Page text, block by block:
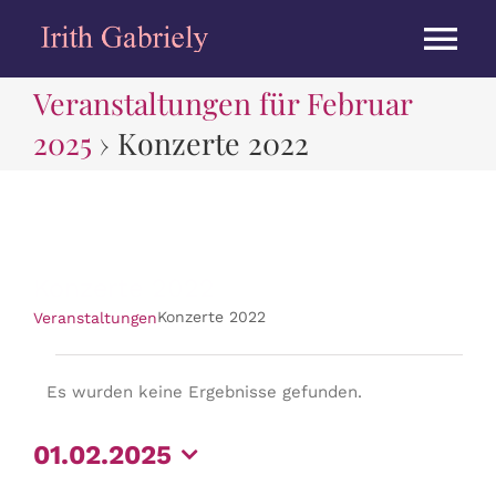
Inhalt
HOME
Veranstaltungen für Februar
2025 › Konzerte 2022
VeranstaltungenKonzerte 2022
Veranstaltungen
Hinweis
Es wurden keine Ergebnisse gefunden.
01.02.2025